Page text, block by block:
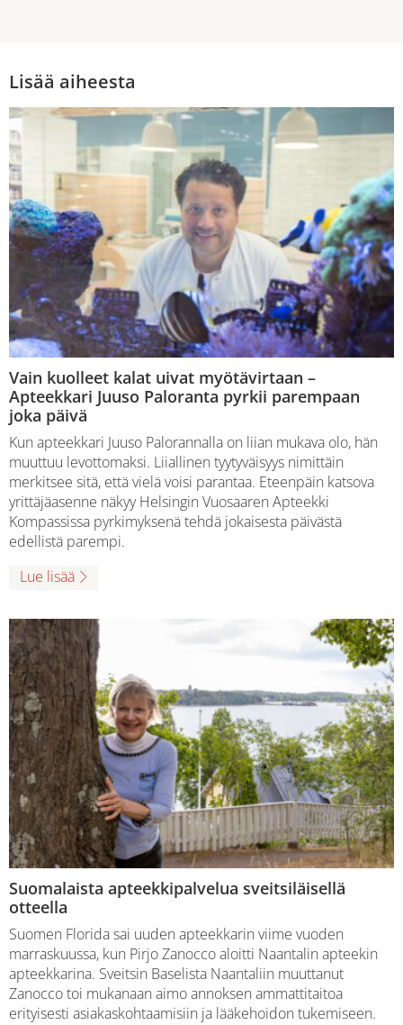
Lisää aiheesta
Vain kuolleet kalat uivat myötävirtaan –
Apteekkari Juuso Paloranta pyrkii parempaan
joka päivä
Kun apteekkari Juuso Palorannalla on liian mukava olo, hän
muuttuu levottomaksi. Liiallinen tyytyväisyys nimittäin
merkitsee sitä, että vielä voisi parantaa. Eteenpäin katsova
yrittäjäasenne näkyy Helsingin Vuosaaren Apteekki
Kompassissa pyrkimyksenä tehdä jokaisesta päivästä
edellistä parempi.
Lue lisää
Suomalaista apteekkipalvelua sveitsiläisellä
otteella
Suomen Florida sai uuden apteekkarin viime vuoden
marraskuussa, kun Pirjo Zanocco aloitti Naantalin apteekin
apteekkarina. Sveitsin Baselista Naantaliin muuttanut
Zanocco toi mukanaan aimo annoksen ammattitaitoa
erityisesti asiakaskohtaamisiin ja lääkehoidon tukemiseen.